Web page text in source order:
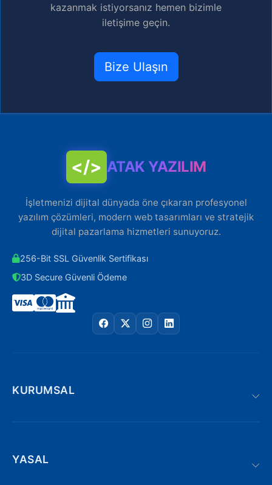
kazanmak istiyorsanız hemen bizimle
iletişime geçin.
Bize Ulaşın
</> ATAK YAZILIM
İşletmenizi dijital dünyada öne çıkaran profesyonel
yazılım çözümleri, modern web tasarımları ve stratejik
dijital pazarlama hizmetleri sunuyoruz.
256-Bit SSL Güvenlik Sertifikası
3D Secure Güvenli Ödeme
KURUMSAL
YASAL